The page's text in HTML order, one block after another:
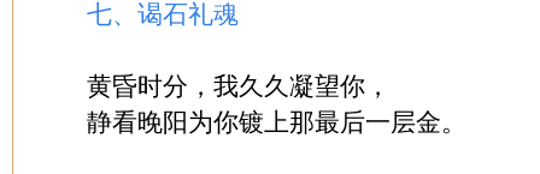
七、谒石礼魂
黄昏时分，我久久凝望你，
静看晚阳为你镀上那最后一层金。